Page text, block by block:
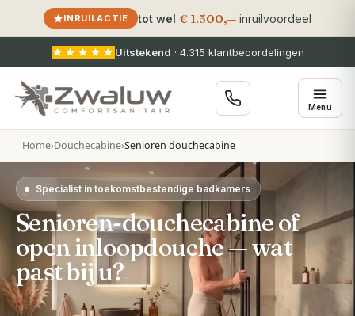
INRUILACTIE tot wel € 1.500,— inruilvoordeel
Uitstekend · 4.315 klantbeoordelingen
Menu
Home›Douchecabine›Senioren douchecabine
Specialist in toekomstbestendige badkamers
Senioren-douchecabine of
open inloopdouche — wat
past bij u?